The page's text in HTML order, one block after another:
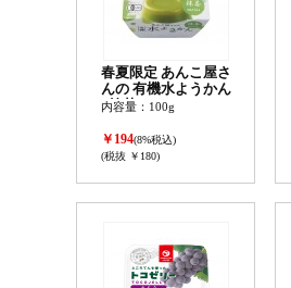
春夏限定 あんこ屋さ
んの 有機水ようかん
<抹茶>
内容量：100g
￥194(8%税込)
(税抜 ￥180)